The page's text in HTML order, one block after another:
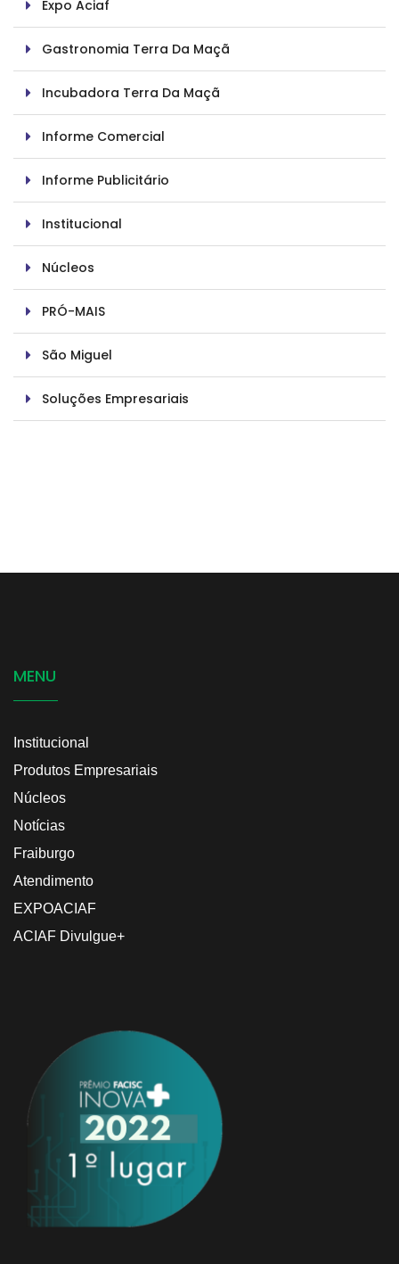
Expo Aciaf
Gastronomia Terra Da Maçã
Incubadora Terra Da Maçã
Informe Comercial
Informe Publicitário
Institucional
Núcleos
PRÓ-MAIS
São Miguel
Soluções Empresariais
MENU
Institucional
Produtos Empresariais
Núcleos
Notícias
Fraiburgo
Atendimento
EXPOACIAF
ACIAF Divulgue+